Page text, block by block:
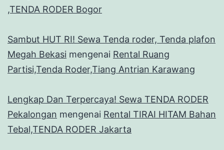
,TENDA RODER Bogor
Sambut HUT RI! Sewa Tenda roder, Tenda plafon
Megah Bekasi mengenai Rental Ruang
Partisi,Tenda Roder,Tiang Antrian Karawang
Lengkap Dan Terpercaya! Sewa TENDA RODER
Pekalongan mengenai Rental TIRAI HITAM Bahan
Tebal,TENDA RODER Jakarta